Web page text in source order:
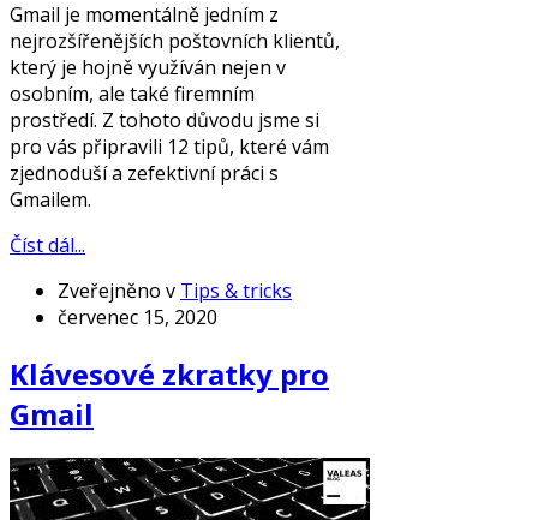
Gmail je momentálně jedním z
nejrozšířenějších poštovních klientů,
který je hojně využíván nejen v
osobním, ale také firemním
prostředí. Z tohoto důvodu jsme si
pro vás připravili 12 tipů, které vám
zjednoduší a zefektivní práci s
Gmailem.
Číst dál...
Zveřejněno v Tips & tricks
červenec 15, 2020
Klávesové zkratky pro
Gmail